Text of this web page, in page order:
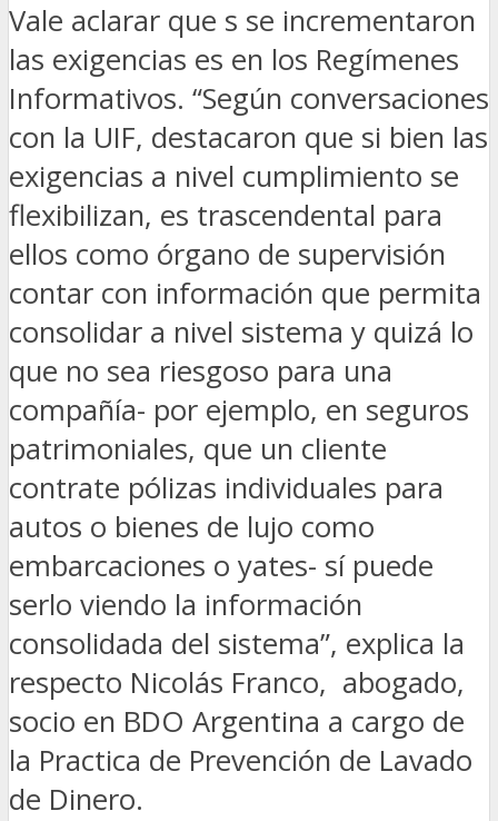
Vale aclarar que s se incrementaron
las exigencias es en los Regímenes
Informativos. “Según conversaciones
con la UIF, destacaron que si bien las
exigencias a nivel cumplimiento se
flexibilizan, es trascendental para
ellos como órgano de supervisión
contar con información que permita
consolidar a nivel sistema y quizá lo
que no sea riesgoso para una
compañía- por ejemplo, en seguros
patrimoniales, que un cliente
contrate pólizas individuales para
autos o bienes de lujo como
embarcaciones o yates- sí puede
serlo viendo la información
consolidada del sistema”, explica la
respecto Nicolás Franco, abogado,
socio en BDO Argentina a cargo de
la Practica de Prevención de Lavado
de Dinero.